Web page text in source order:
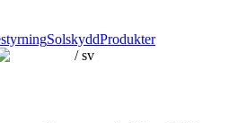
SolskyddProdukter
/sv